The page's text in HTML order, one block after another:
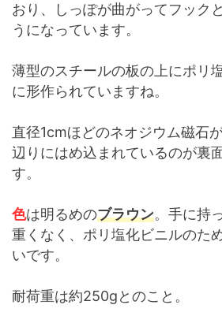
おり、しっぽが曲がってフック
うになっています。
薄型のスチールの板の上にポリ
に形作られていますね。
直径1cmほどのネオジウム磁石
辺りにはめ込まれているのが裏
す。
色は明るめのブラウン。手に持
重くなく、ポリ塩化ビニルのた
いです。
耐荷重は約250gとのこと。